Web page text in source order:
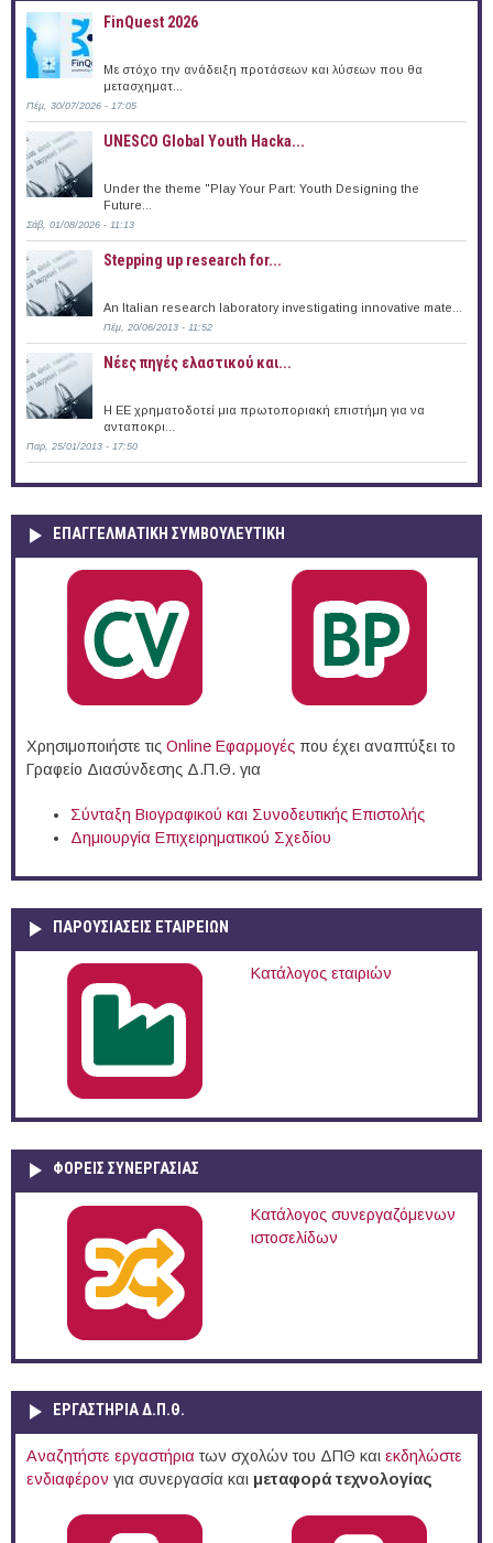
FinQuest 2026
Με στόχο την ανάδειξη προτάσεων και λύσεων που θα
μετασχηματ...
Πέμ, 30/07/2026 - 17:05
UNESCO Global Youth Hacka...
Under the theme "Play Your Part: Youth Designing the
Future...
Σάβ, 01/08/2026 - 11:13
Stepping up research for...
An Italian research laboratory investigating innovative mate...
Πέμ, 20/06/2013 - 11:52
Νέες πηγές ελαστικού και...
Η ΕΕ χρηματοδοτεί μια πρωτοποριακή επιστήμη για να
ανταποκρι...
Παρ, 25/01/2013 - 17:50
ΕΠΑΓΓΕΛΜΑΤΙΚΉ ΣΥΜΒΟΥΛΕΥΤΙΚΉ
Χρησιμοποιήστε τις Online Eφαρμογές που έχει αναπτύξει το
Γραφείο Διασύνδεσης Δ.Π.Θ. για
Σύνταξη Βιογραφικού και Συνοδευτικής Επιστολής
Δημιουργία Επιχειρηματικού Σχεδίου
ΠΑΡΟΥΣΙΆΣΕΙΣ ΕΤΑΙΡΕΙΏΝ
Κατάλογος εταιριών
ΦΟΡΕΙΣ ΣΥΝΕΡΓΑΣΙΑΣ
Κατάλογος συνεργαζόμενων
ιστοσελίδων
ΕΡΓΑΣΤΗΡΙΑ Δ.Π.Θ.
Αναζητήστε εργαστήρια των σχολών του ΔΠΘ και εκδηλώστε
ενδιαφέρον για συνεργασία και μεταφορά τεχνολογίας